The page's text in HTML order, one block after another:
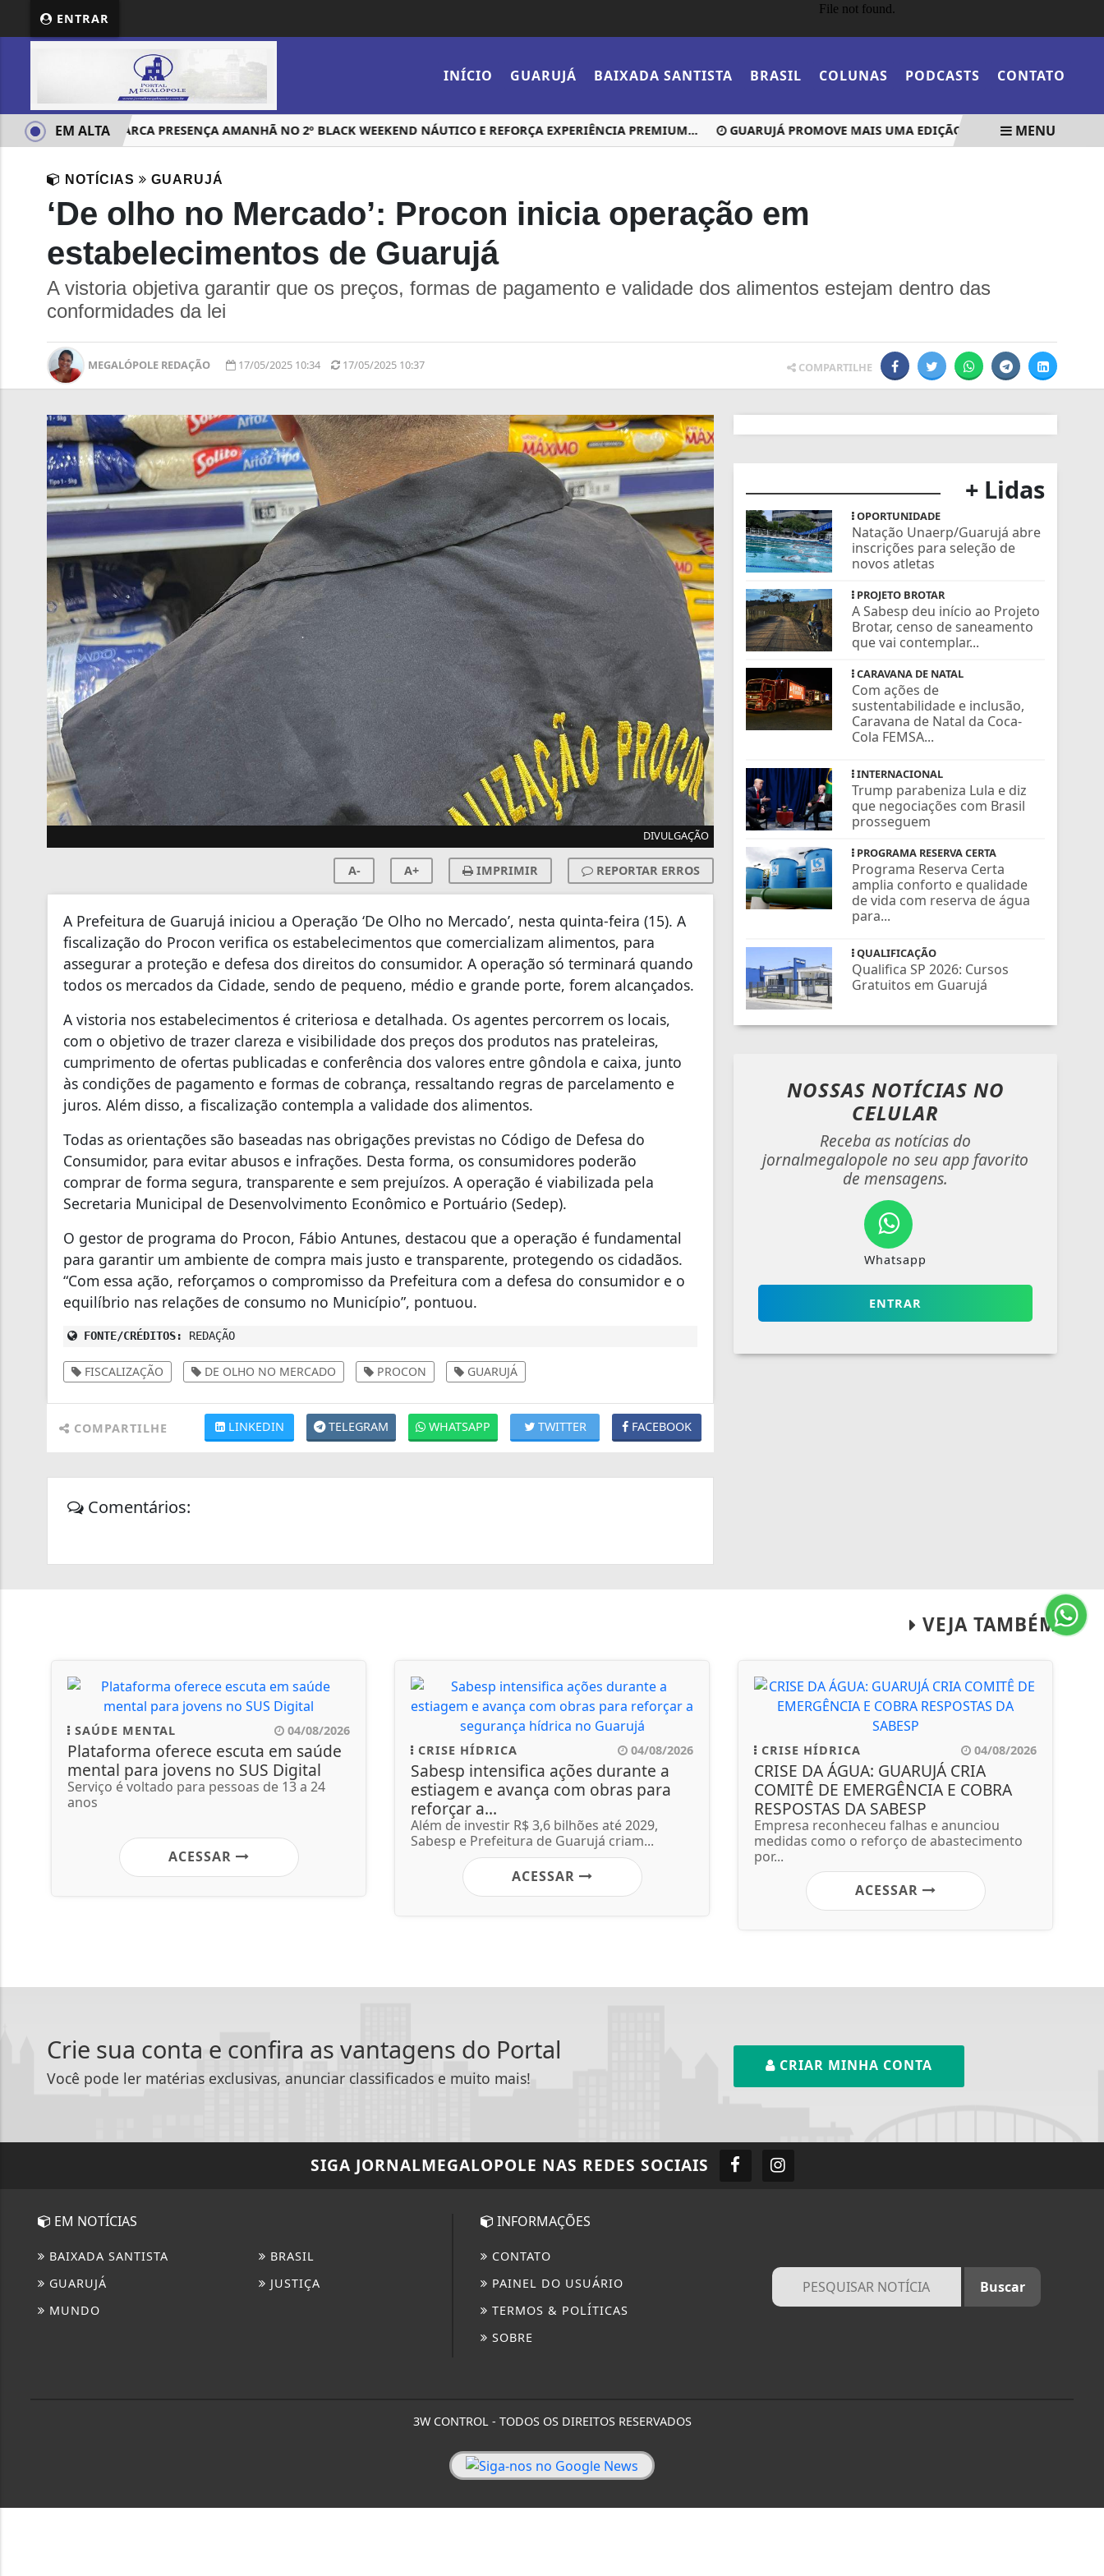
ENTRAR
INÍCIO GUARUJÁ BAIXADA SANTISTA BRASIL COLUNAS PODCASTS CONTATO
YATCHMAX MARCA PRESENÇA AMANHÃ NO 2º BLACK WEEKEND NÁUTICO E REFORÇA EXPERIÊNCIA PREMIUM... GUARUJÁ PROMOVE MAIS UMA EDIÇÃO DA FEIRA CRIATIVA
EM ALTA MENU
NOTÍCIAS GUARUJÁ
‘De olho no Mercado’: Procon inicia operação em
estabelecimentos de Guarujá
A vistoria objetiva garantir que os preços, formas de pagamento e validade dos alimentos estejam dentro das
conformidades da lei
MEGALÓPOLE REDAÇÃO 17/05/2025 10:34 17/05/2025 10:37 COMPARTILHE
DIVULGAÇÃO
A- A+ IMPRIMIR REPORTAR ERROS
A Prefeitura de Guarujá iniciou a Operação ‘De Olho no Mercado’, nesta quinta-feira (15). A
fiscalização do Procon verifica os estabelecimentos que comercializam alimentos, para
assegurar a proteção e defesa dos direitos do consumidor. A operação só terminará quando
todos os mercados da Cidade, sendo de pequeno, médio e grande porte, forem alcançados.
A vistoria nos estabelecimentos é criteriosa e detalhada. Os agentes percorrem os locais,
com o objetivo de trazer clareza e visibilidade dos preços dos produtos nas prateleiras,
cumprimento de ofertas publicadas e conferência dos valores entre gôndola e caixa, junto
às condições de pagamento e formas de cobrança, ressaltando regras de parcelamento e
juros. Além disso, a fiscalização contempla a validade dos alimentos.
Todas as orientações são baseadas nas obrigações previstas no Código de Defesa do
Consumidor, para evitar abusos e infrações. Desta forma, os consumidores poderão
comprar de forma segura, transparente e sem prejuízos. A operação é viabilizada pela
Secretaria Municipal de Desenvolvimento Econômico e Portuário (Sedep).
O gestor de programa do Procon, Fábio Antunes, destacou que a operação é fundamental
para garantir um ambiente de compra mais justo e transparente, protegendo os cidadãos.
“Com essa ação, reforçamos o compromisso da Prefeitura com a defesa do consumidor e o
equilíbrio nas relações de consumo no Município”, pontuou.
FONTE/CRÉDITOS: REDAÇÃO
FISCALIZAÇÃO DE OLHO NO MERCADO PROCON GUARUJÁ
COMPARTILHE FACEBOOK
TWITTER
WHATSAPP
TELEGRAM
LINKEDIN
Comentários:
+ Lidas
OPORTUNIDADE
Natação Unaerp/Guarujá abre
inscrições para seleção de
novos atletas
PROJETO BROTAR
A Sabesp deu início ao Projeto
Brotar, censo de saneamento
que vai contemplar...
CARAVANA DE NATAL
Com ações de
sustentabilidade e inclusão,
Caravana de Natal da Coca-
Cola FEMSA...
INTERNACIONAL
Trump parabeniza Lula e diz
que negociações com Brasil
prosseguem
PROGRAMA RESERVA CERTA
Programa Reserva Certa
amplia conforto e qualidade
de vida com reserva de água
para...
QUALIFICAÇÃO
Qualifica SP 2026: Cursos
Gratuitos em Guarujá
NOSSAS NOTÍCIAS NO
CELULAR
Receba as notícias do
jornalmegalopole no seu app favorito
de mensagens.
Whatsapp
ENTRAR
VEJA TAMBÉM
SAÚDE MENTAL 04/08/2026
Plataforma oferece escuta em saúde
mental para jovens no SUS Digital
Serviço é voltado para pessoas de 13 a 24
anos
ACESSAR
CRISE HÍDRICA 04/08/2026
Sabesp intensifica ações durante a
estiagem e avança com obras para
reforçar a...
Além de investir R$ 3,6 bilhões até 2029,
Sabesp e Prefeitura de Guarujá criam...
ACESSAR
CRISE HÍDRICA 04/08/2026
CRISE DA ÁGUA: GUARUJÁ CRIA
COMITÊ DE EMERGÊNCIA E COBRA
RESPOSTAS DA SABESP
Empresa reconheceu falhas e anunciou
medidas como o reforço de abastecimento
por...
ACESSAR
Crie sua conta e confira as vantagens do Portal
Você pode ler matérias exclusivas, anunciar classificados e muito mais!
CRIAR MINHA CONTA
SIGA JORNALMEGALOPOLE NAS REDES SOCIAIS
EM NOTÍCIAS
BAIXADA SANTISTA
BRASIL
GUARUJÁ
JUSTIÇA
MUNDO
INFORMAÇÕES
CONTATO
PAINEL DO USUÁRIO
TERMOS & POLÍTICAS
SOBRE
3W CONTROL - TODOS OS DIREITOS RESERVADOS